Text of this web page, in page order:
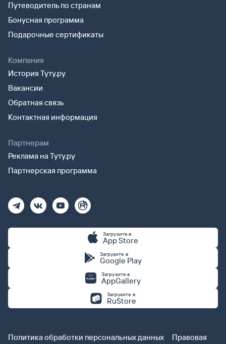
Путеводитель по странам
Бонусная программа
Подарочные сертификаты
Компания
История Туту.ру
Вакансии
Обратная связь
Контактная информация
Партнерам
Реклама на Туту.ру
Партнерская программа
Загрузите в
App Store
Загрузите в
Google Play
Загрузите в
AppGallery
Загрузите в
RuStore
Политика обработки персональных данных
Правовая